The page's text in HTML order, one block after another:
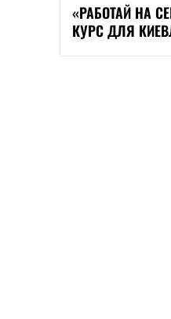
«РАБОТАЙ НА
КУРС ДЛЯ